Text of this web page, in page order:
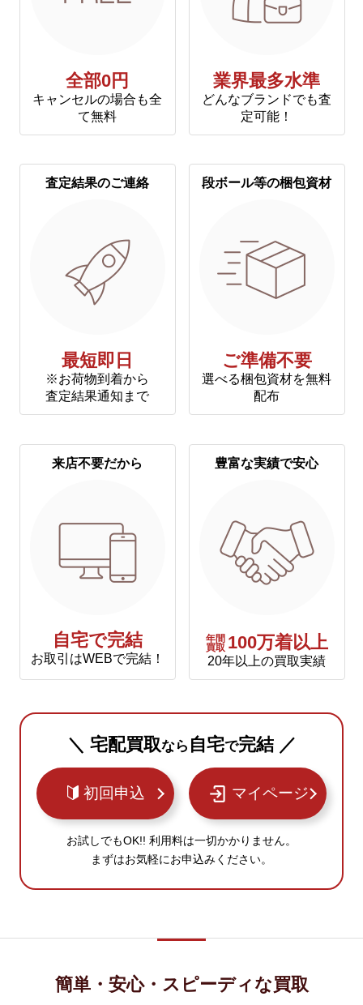
全部0円
キャンセルの場合も全
て無料
業界最多水準
どんなブランドでも査
定可能！
査定結果のご連絡
最短即日
※お荷物到着から
査定結果通知まで
段ボール等の梱包資材
ご準備不要
選べる梱包資材を無料
配布
来店不要だから
自宅で完結
お取引はWEBで完結！
豊富な実績で安心
年間
買取 100万着以上
20年以上の買取実績
＼ 宅配買取なら 自宅で完結 ／
初回申込 マイページ
お試しでもOK!! 利用料は一切かかりません。
まずはお気軽にお申込みください。
簡単・安心・スピーディな買取